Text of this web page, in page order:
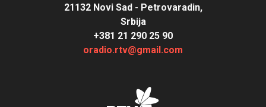
21132 Novi Sad - Petrovaradin,
Srbija
+381 21 290 25 90
oradio.rtv@gmail.com